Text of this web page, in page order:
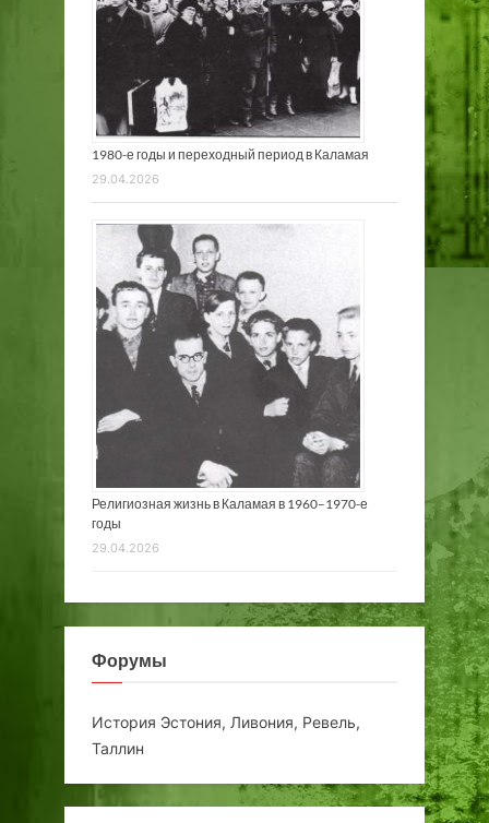
1980-е годы и переходный период в Каламая
29.04.2026
Религиозная жизнь в Каламая в 1960–1970-е
годы
29.04.2026
Форумы
История Эстония, Ливония, Ревель,
Таллин